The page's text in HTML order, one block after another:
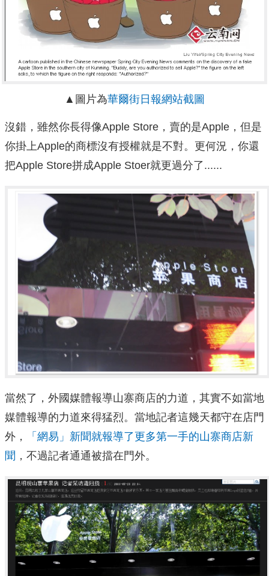
▲圖片為華爾街日報網站截圖
沒錯，雖然你長得像Apple Store，賣的是Apple，但是
你掛上Apple的商標沒有授權就是不對。更何況，你還
把Apple Store拼成Apple Stoer就更過分了......
當然了，外國媒體報導山寨商店的力道，其實不如當地
媒體報導的力道來得猛烈。當地記者這幾天都守在店門
外，
「網易」新聞就報導了更多第一手的山寨商店新
聞 ，不過記者通通被擋在門外。